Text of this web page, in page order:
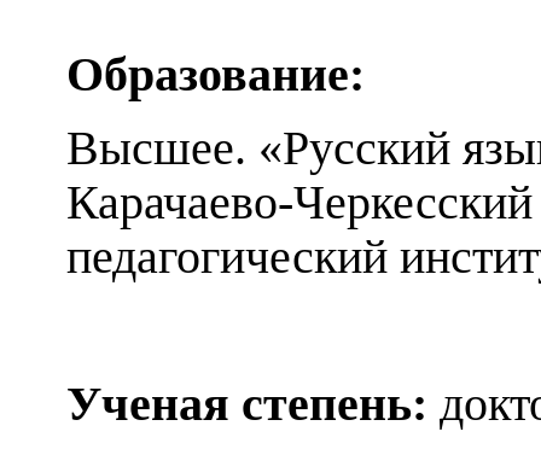
Образование:
Высшее. «Русский
Карачаево-
педагогический
Ученая степень: